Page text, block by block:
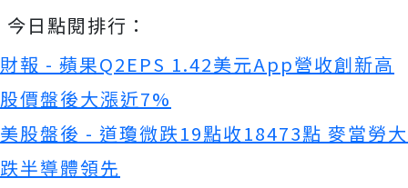
今日點閱排行：
財報 - 蘋果Q2EPS 1.42美元App營收創新高
股價盤後大漲近7%
美股盤後 - 道瓊微跌19點收18473點 麥當勞大
跌半導體領先